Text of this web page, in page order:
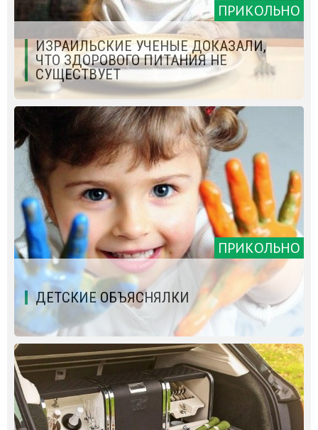
ПРИКОЛЬНО
ИЗРАИЛЬСКИЕ УЧЕНЫЕ ДОКАЗАЛИ,
ЧТО ЗДОРОВОГО ПИТАНИЯ НЕ
СУЩЕСТВУЕТ
ПРИКОЛЬНО
ДЕТСКИЕ ОБЪЯСНЯЛКИ